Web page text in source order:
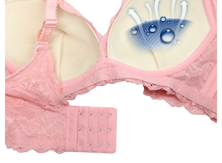
Untuk memenuhi hubungan kontrak yang terjalin melalui persetujuan
penggunaan OP Pay Later, peniaga akan memberikan maklumat peribadi
anda (termasuk nama, nombor telefon, atau alamat) kepada Syarikat bagi
tujuan pengumpulan, pemprosesan dan penggunaan data yang
diperlukan untuk pengebilan ansuran, termasuk pengesahan,
pengesahan semula dan pembetulan.
Untuk terma perkhidmatan penuh, sila rujuk pautan berikut:
https://oppay.tw/userRule " target="_blank" class="link revert-
style">https://oppay.tw/userRule
【Panduan Penggunaan Pembayaran Ansuran Gogo】
1. Perkhidmatan ini disediakan oleh Taiwan Mobile, pengguna telefon
mudah alih boleh segera menggunakan tanpa perlu memohon lagi.
(Hanya untuk nombor langganan peribadi, tidak terbuka untuk syarikat
dan kad prabayar)
2. Pilihan kaedah pembayaran "Pembayaran Ansuran Gogo", selepas
akan menggunakan data peribadi yang dikumpul (termasuk nama
pembeli, no. telefon, nama penerima, no. telefon, alamat penerima) untuk
penggunaan perkhidmatan. Sila rujuk kepada "Penyata Pengumpulan
Data Peribadi, Pemprosesan, Penggunaan"
(https://aftee.tw/privacypolicy/
) untuk maklumat lanjut.
Jumlah yang diperakui untuk pengguna kali pertama yang lulus
kelulusan boleh sehingga NT$10,000. Jika pengguna tidak membuat
pembayaran dalam tempoh tersebut, yuran pembayaran lewat sebanyak
20% setahun akan dikenakan. Pengguna bawah umur dikehendaki
mendapatkan kebenaran daripada ibu bapa atau penjaga yang sah
untuk menggunakan AFTEE.
Sila hubungi NP Taiwan Inc. di
mempunyai sebarang kebimbangan mengenai pemprosesan dan
penggunaan pada data peribadi. Jika anda tidak bersetuju dengan data
peribadi yang disenaraikan seperti di atas akan dikumpul dan digunakan
oleh AFTEE, sila jangan gunakan perkhidmatan ini.
NT$799 atau lebih
7-11取貨(快速到店)
NT$90/pesanan
宅配/離島不配送
NT$80/pesanan | Penghantaran percuma untuk pesanan
NT$890 atau lebih
黑貓貨到付款
NT$120/pesanan
國家/地區配送